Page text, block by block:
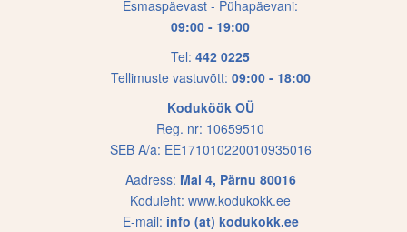
Esmaspäevast - Pühapäevani:
09:00 - 19:00
Tel: 442 0225
Tellimuste vastuvõtt: 09:00 - 18:00
Koduköök OÜ
Reg. nr: 10659510
SEB A/a: EE171010220010935016
Aadress: Mai 4, Pärnu 80016
Koduleht: www.kodukokk.ee
E-mail: info (at) kodukokk.ee